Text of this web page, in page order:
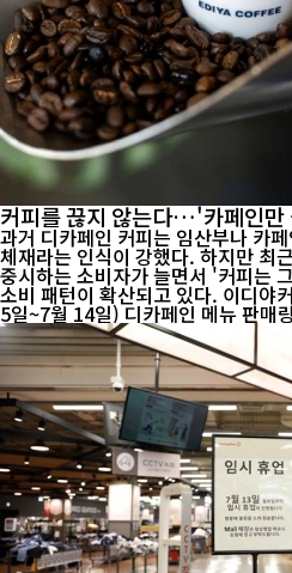
커피를 끊지 않는다…'카페인만
과거 디카페인 커피는 임산부나 카
체재라는 인식이 강했다. 하지만 최
중시하는 소비자가 늘면서 '커피는
소비 패턴이 확산되고 있다. 이디야커피의 경우 최근 한 달간(6월 1
5일~7월 14일) 디카페인 메뉴 판매